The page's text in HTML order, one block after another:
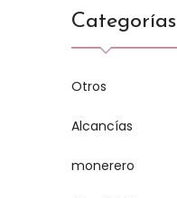
Categorías
Otros
Alcancías
monerero